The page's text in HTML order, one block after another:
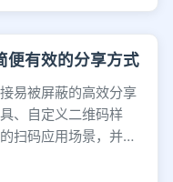
便有效的分享方式
易被屏蔽的高效分享
、自定义二维码样
扫码应用场景，并分